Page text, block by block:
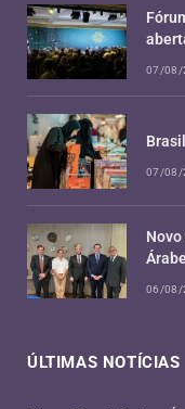
ÚLTIMAS NOTÍCIAS
07/08/
07/08/
Árabe
06/08/